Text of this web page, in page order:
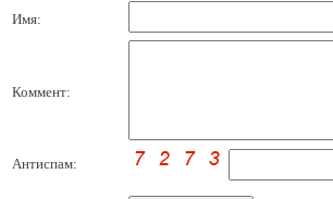
Имя:
Коммент:
Антиспам: